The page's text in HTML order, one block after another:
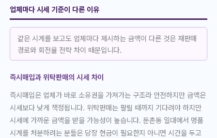
업체마다 시세 기준이 다른 이유
같은 시계를 보고도 업체마다 제시하는 금액이 다른 것은 재판매
경로와 회전율 전략 차이 때문입니다.
즉시매입과 위탁판매의 시세 차이
즉시매입은 업체가 바로 소유권을 가져가는 구조라 안전하지만 금액은
시세보다 낮게 책정됩니다. 위탁판매는 팔릴 때까지 기다려야 하지만
시세에 가까운 금액을 받을 가능성이 높습니다. 둔촌동 일대에서 명품
시계를 처분하려는 분들은 당장 현금이 필요한지 아니면 시간을 두고